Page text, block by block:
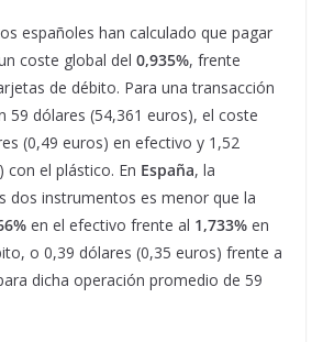
españoles han calculado que pagar
coste global del 0,935%, frente
de débito. Para una transacción
59 dólares (54,361 euros), el coste
(0,49 euros) en efectivo y 1,52
con el plástico. En España, la
dos instrumentos es menor que la
en el efectivo frente al 1,733% en
o 0,39 dólares (0,35 euros) frente a
dicha operación promedio de 59